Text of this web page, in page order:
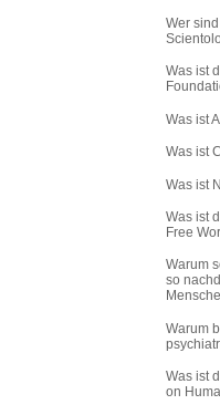
Wer
Was ist
Was ist
Was ist
Was ist
Was ist
Free
Warum
so
Warum
Was ist
on